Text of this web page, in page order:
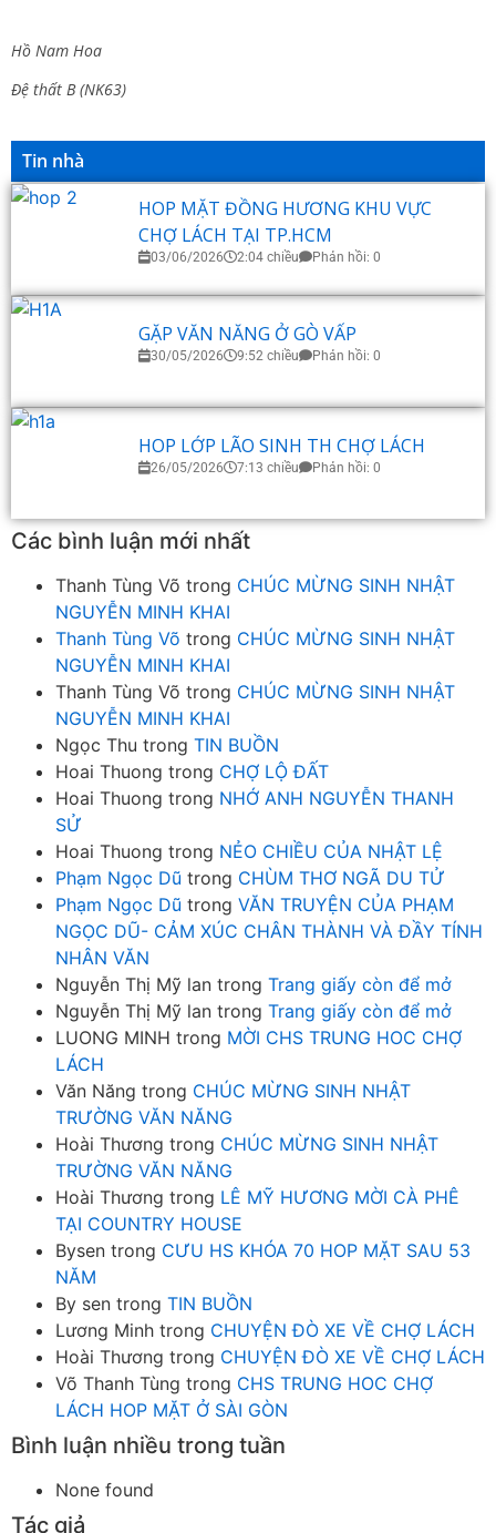
Hồ Nam Hoa
Đệ thất B (NK63)
Tin nhà
HOP MẶT ĐỒNG HƯƠNG KHU VỰC
CHỢ LÁCH TẠI TP.HCM
03/06/2026 2:04 chiều Phản hồi: 0
GẶP VĂN NĂNG Ở GÒ VẤP
30/05/2026 9:52 chiều Phản hồi: 0
HOP LỚP LÃO SINH TH CHỢ LÁCH
26/05/2026 7:13 chiều Phản hồi: 0
Các bình luận mới nhất
Thanh Tùng Võ trong CHÚC MỪNG SINH NHẬT
NGUYỄN MINH KHAI
Thanh Tùng Võ trong CHÚC MỪNG SINH NHẬT
NGUYỄN MINH KHAI
Thanh Tùng Võ trong CHÚC MỪNG SINH NHẬT
NGUYỄN MINH KHAI
Ngọc Thu trong TIN BUỒN
Hoai Thuong trong CHỢ LỘ ĐẤT
Hoai Thuong trong NHỚ ANH NGUYỄN THANH
SỬ
Hoai Thuong trong NẺO CHIỀU CỦA NHẬT LỆ
Phạm Ngọc Dũ trong CHÙM THƠ NGÃ DU TỬ
Phạm Ngọc Dũ trong VĂN TRUYỆN CỦA PHẠM
NGỌC DŨ- CẢM XÚC CHÂN THÀNH VÀ ĐẦY TÍNH
NHÂN VĂN
Nguyễn Thị Mỹ lan trong Trang giấy còn để mở
Nguyễn Thị Mỹ lan trong Trang giấy còn để mở
LUONG MINH trong MỜI CHS TRUNG HOC CHỢ
LÁCH
Văn Năng trong CHÚC MỪNG SINH NHẬT
TRƯỜNG VĂN NĂNG
Hoài Thương trong CHÚC MỪNG SINH NHẬT
TRƯỜNG VĂN NĂNG
Hoài Thương trong LÊ MỸ HƯƠNG MỜI CÀ PHÊ
TẠI COUNTRY HOUSE
Bysen trong CƯU HS KHÓA 70 HOP MẶT SAU 53
NĂM
By sen trong TIN BUỒN
Lương Minh trong CHUYỆN ĐÒ XE VỀ CHỢ LÁCH
Hoài Thương trong CHUYỆN ĐÒ XE VỀ CHỢ LÁCH
Võ Thanh Tùng trong CHS TRUNG HOC CHỢ
LÁCH HOP MẶT Ở SÀI GÒN
Bình luận nhiều trong tuần
None found
Tác giả